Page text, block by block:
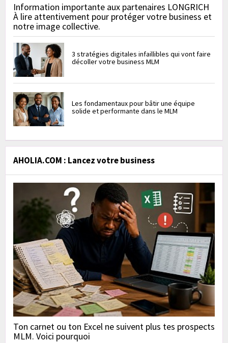
Information importante aux partenaires LONGRICH
À lire attentivement pour protéger votre business et
notre image collective.
3 stratégies digitales infaillibles qui vont faire
décoller votre business MLM
Les fondamentaux pour bâtir une équipe
solide et performante dans le MLM
AHOLIA.COM : Lancez votre business
Ton carnet ou ton Excel ne suivent plus tes prospects
MLM. Voici pourquoi